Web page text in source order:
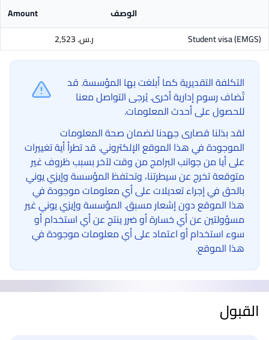
الوصف
Amount
Student visa (EMGS)
ر.س.‏ 2,523
التكلفة التقديرية كما أبلغت بها المؤسسة. قد
تُضاف رسوم إدارية أخرى. يُرجى التواصل معنا
للحصول على أحدث المعلومات.
لقد بذلنا قصارى جهدنا لضمان صحة المعلومات
الموجودة في هذا الموقع الإلكتروني. قد تطرأ أية تغييرات
على أيا من جوانب البرامج من وقت لآخر بسبب ظروف غير
متوقعة تخرج عن سيطرتنا، وتحتفظ المؤسسة وإيزي يوني
بالحق في إجراء تعديلات على أي معلومات موجودة في
هذا الموقع دون إشعار مسبق. المؤسسة وإيزي يوني غير
مسؤولتين عن أي خسارة أو ضرر ينتج عن أي استخدام أو
سوء استخدام أو اعتماد على أي معلومات موجودة في
هذا الموقع.
القبول